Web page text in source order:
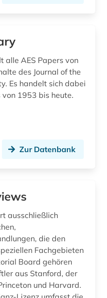
engineering profession (1)
evolutionary computation (1)
alle AES Papers von
des Journal of the
Es handelt sich dabei
1953 bis heute.
Zur Datenbank
ausschließlich
die den
Fachgebieten
Board gehören
aus Stanford, der
und Harvard.